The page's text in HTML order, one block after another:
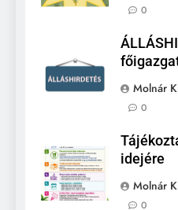
0
Molnár
0
idejére
Molnár
0